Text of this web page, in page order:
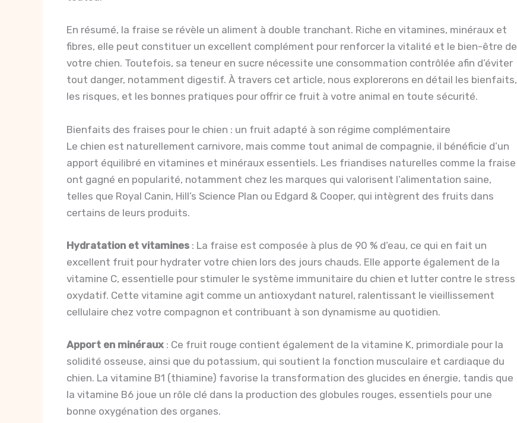
En résumé, la fraise se révèle un aliment à double tranchant. Riche en vitamines, minéraux et
fibres, elle peut constituer un excellent complément pour renforcer la vitalité et le bien-être de
votre chien. Toutefois, sa teneur en sucre nécessite une consommation contrôlée afin d’éviter
tout danger, notamment digestif. À travers cet article, nous explorerons en détail les bienfaits,
les risques, et les bonnes pratiques pour offrir ce fruit à votre animal en toute sécurité.
Bienfaits des fraises pour le chien : un fruit adapté à son régime complémentaire
Le chien est naturellement carnivore, mais comme tout animal de compagnie, il bénéficie d’un
apport équilibré en vitamines et minéraux essentiels. Les friandises naturelles comme la fraise
ont gagné en popularité, notamment chez les marques qui valorisent l’alimentation saine,
telles que Royal Canin, Hill’s Science Plan ou Edgard & Cooper, qui intègrent des fruits dans
certains de leurs produits.
Hydratation et vitamines : La fraise est composée à plus de 90 % d’eau, ce qui en fait un
excellent fruit pour hydrater votre chien lors des jours chauds. Elle apporte également de la
vitamine C, essentielle pour stimuler le système immunitaire du chien et lutter contre le stress
oxydatif. Cette vitamine agit comme un antioxydant naturel, ralentissant le vieillissement
cellulaire chez votre compagnon et contribuant à son dynamisme au quotidien.
Apport en minéraux : Ce fruit rouge contient également de la vitamine K, primordiale pour la
solidité osseuse, ainsi que du potassium, qui soutient la fonction musculaire et cardiaque du
chien. La vitamine B1 (thiamine) favorise la transformation des glucides en énergie, tandis que
la vitamine B6 joue un rôle clé dans la production des globules rouges, essentiels pour une
bonne oxygénation des organes.